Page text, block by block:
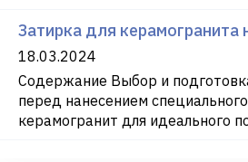
Затирка для керамогранита
18.03.2024
Содержание Выбор и
перед нанесением
керамогранит для идеального